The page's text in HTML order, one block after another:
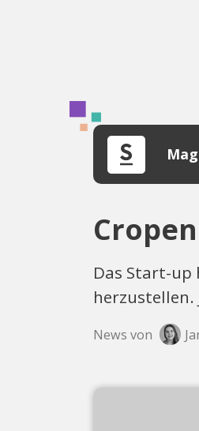
Das Start-
herzustellen.
News von